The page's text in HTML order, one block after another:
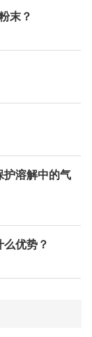
末？
溶解中的气
优势？